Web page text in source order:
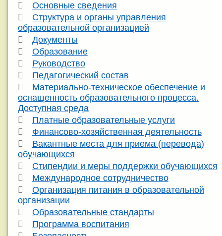
Основные сведения
Структура и органы управления
образовательной организацией
Документы
Образование
Руководство
Педагогический состав
Материально-техническое обеспечение и
оснащенность образовательного процесса.
Доступная среда
Платные образовательные услуги
Финансово-хозяйственная деятельность
Вакантные места для приема (перевода)
обучающихся
Стипендии и меры поддержки обучающихся
Международное сотрудничество
Организация питания в образовательной
организации
Образовательные стандарты
Программа воспитания